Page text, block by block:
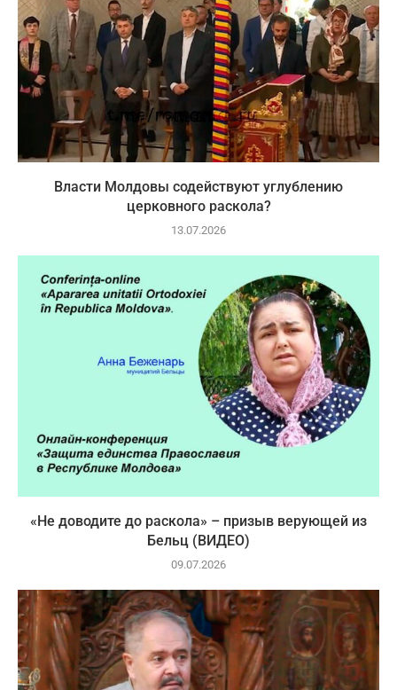
Власти Молдовы содействуют углублению
церковного раскола?
13.07.2026
«Не доводите до раскола» – призыв верующей из
Бельц (ВИДЕО)
09.07.2026